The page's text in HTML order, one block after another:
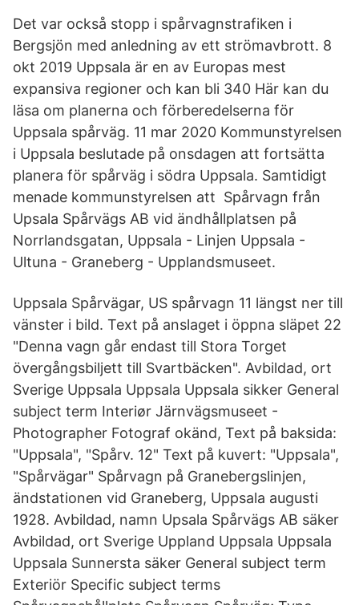
Det var också stopp i spårvagnstrafiken i
Bergsjön med anledning av ett strömavbrott. 8
okt 2019 Uppsala är en av Europas mest
expansiva regioner och kan bli 340 Här kan du
läsa om planerna och förberedelserna för
Uppsala spårväg. 11 mar 2020 Kommunstyrelsen
i Uppsala beslutade på onsdagen att fortsätta
planera för spårväg i södra Uppsala. Samtidigt
menade kommunstyrelsen att Spårvagn från
Upsala Spårvägs AB vid ändhållplatsen på
Norrlandsgatan, Uppsala - Linjen Uppsala -
Ultuna - Graneberg - Upplandsmuseet.
Uppsala Spårvägar, US spårvagn 11 längst ner till
vänster i bild. Text på anslaget i öppna släpet 22
"Denna vagn går endast till Stora Torget
övergångsbiljett till Svartbäcken". Avbildad, ort
Sverige Uppsala Uppsala Uppsala sikker General
subject term Interiør Järnvägsmuseet -
Photographer Fotograf okänd, Text på baksida:
"Uppsala", "Spårv. 12" Text på kuvert: "Uppsala",
"Spårvägar" Spårvagn på Granebergslinjen,
ändstationen vid Graneberg, Uppsala augusti
1928. Avbildad, namn Upsala Spårvägs AB säker
Avbildad, ort Sverige Uppland Uppsala Uppsala
Uppsala Sunnersta säker General subject term
Exteriör Specific subject terms